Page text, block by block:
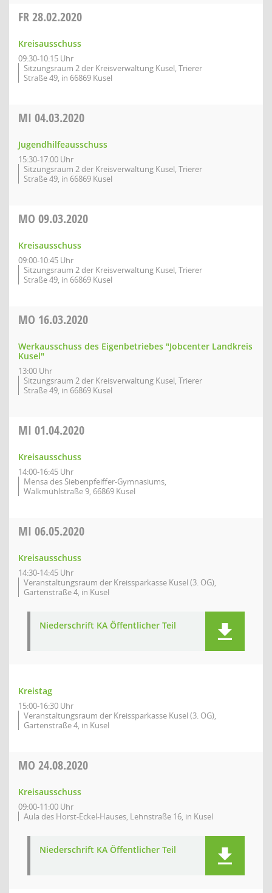
FR28.02.2020
Kreisausschuss
09:30-10:15 Uhr
Sitzungsraum 2 der Kreisverwaltung Kusel, Trierer
Straße 49, in 66869 Kusel
MI 04.03.2020
Jugendhilfeausschuss
15:30-17:00 Uhr
Sitzungsraum 2 der Kreisverwaltung Kusel, Trierer
Straße 49, in 66869 Kusel
MO 09.03.2020
Kreisausschuss
09:00-10:45 Uhr
Sitzungsraum 2 der Kreisverwaltung Kusel, Trierer
Straße 49, in 66869 Kusel
MO 16.03.2020
Werkausschuss des Eigenbetriebes "Jobcenter Landkreis
Kusel"
13:00 Uhr
Sitzungsraum 2 der Kreisverwaltung Kusel, Trierer
Straße 49, in 66869 Kusel
MI 01.04.2020
Kreisausschuss
14:00-16:45 Uhr
Mensa des Siebenpfeiffer-Gymnasiums,
Walkmühlstraße 9, 66869 Kusel
MI 06.05.2020
Kreisausschuss
14:30-14:45 Uhr
Veranstaltungsraum der Kreissparkasse Kusel (3. OG),
Gartenstraße 4, in Kusel
Niederschrift KA Öffentlicher Teil
Kreistag
15:00-16:30 Uhr
Veranstaltungsraum der Kreissparkasse Kusel (3. OG),
Gartenstraße 4, in Kusel
MO 24.08.2020
Kreisausschuss
09:00-11:00 Uhr
Aula des Horst-Eckel-Hauses, Lehnstraße 16, in Kusel
Niederschrift KA Öffentlicher Teil